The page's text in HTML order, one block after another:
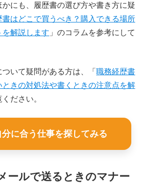
にも、履歴書の選び方や書き方に疑
書はどこで買うべき？購入できる場所
を解説します 」のコラムを参考にして
いて疑問がある方は、「 職務経歴書
きの対処法や書くときの注意点を解
ださい。
分に合う仕事を探してみる
ールで送るときのマナー